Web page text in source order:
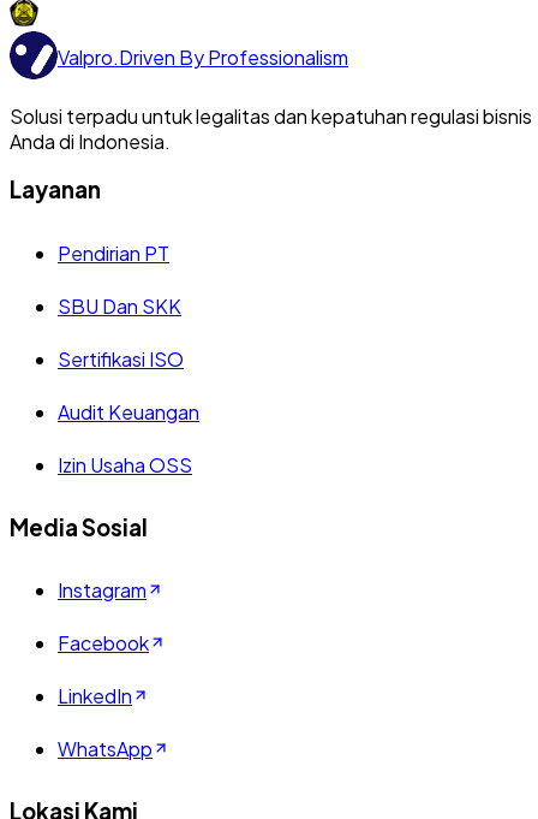
Valpro.Driven By Professionalism
Solusi terpadu untuk legalitas dan kepatuhan regulasi bisnis
Anda di Indonesia.
Layanan
Pendirian PT
SBU Dan SKK
Sertifikasi ISO
Audit Keuangan
Izin Usaha OSS
Media Sosial
Instagram
Facebook
LinkedIn
WhatsApp
Lokasi Kami